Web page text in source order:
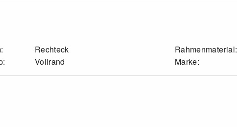
Rechteck
Vollrand
Rahmenmaterial:
Marke: